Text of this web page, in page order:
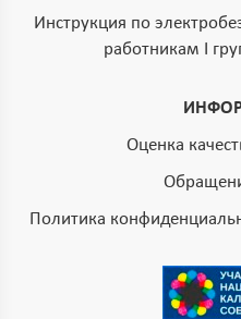
Инструкция по
работникам I
Оценка
Политика